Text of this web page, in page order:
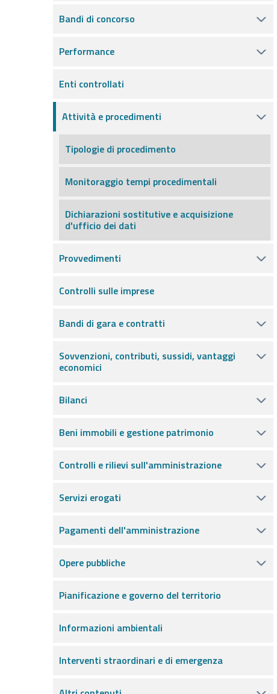
Bandi di concorso
Performance
Enti controllati
Attività e procedimenti
Tipologie di procedimento
Monitoraggio tempi procedimentali
Dichiarazioni sostitutive e acquisizione
d'ufficio dei dati
Provvedimenti
Controlli sulle imprese
Bandi di gara e contratti
Sovvenzioni, contributi, sussidi, vantaggi
economici
Bilanci
Beni immobili e gestione patrimonio
Controlli e rilievi sull'amministrazione
Servizi erogati
Pagamenti dell'amministrazione
Opere pubbliche
Pianificazione e governo del territorio
Informazioni ambientali
Interventi straordinari e di emergenza